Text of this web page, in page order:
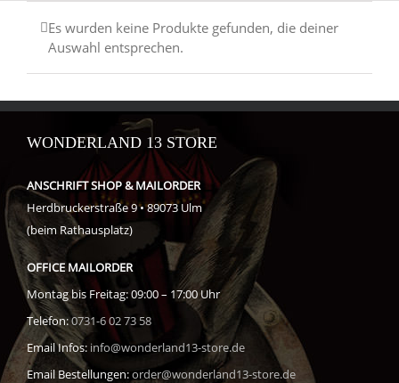
Es wurden keine Produkte gefunden, die deiner
Auswahl entsprechen.
WONDERLAND 13 STORE
ANSCHRIFT SHOP & MAILORDER
Herdbruckerstraße 9 • 89073 Ulm
(beim Rathausplatz)
OFFICE MAILORDER
Montag bis Freitag: 09:00 – 17:00 Uhr
Telefon:0731-6 02 73 58
Email Infos: info@wonderland13-store.de
Email Bestellungen:order@wonderland13-store.de